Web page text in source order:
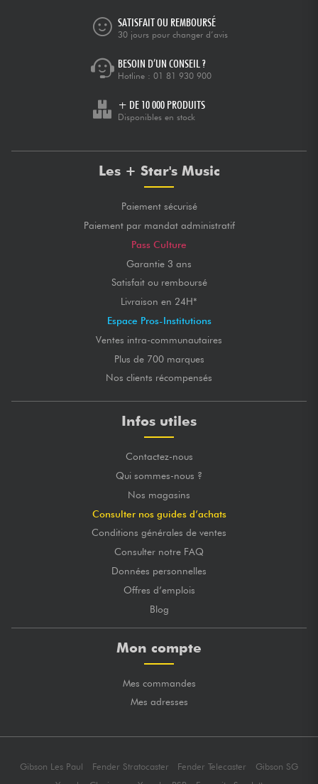
SATISFAIT OU REMBOURSÉ
30 jours pour changer d’avis
BESOIN D’UN CONSEIL ?
Hotline : 01 81 930 900
+ DE 10 000 PRODUITS
Disponibles en stock
Les + Star's Music
Paiement sécurisé
Paiement par mandat administratif
Pass Culture
Garantie 3 ans
Satisfait ou remboursé
Livraison en 24H*
Espace Pros-Institutions
Ventes intra-communautaires
Plus de 700 marques
Nos clients récompensés
Infos utiles
Contactez-nous
Qui sommes-nous ?
Nos magasins
Consulter nos guides d’achats
Conditions générales de ventes
Consulter notre FAQ
Données personnelles
Offres d’emplois
Blog
Mon compte
Mes commandes
Mes adresses
Gibson Les Paul Fender Stratocaster Fender Telecaster
Gibson SG